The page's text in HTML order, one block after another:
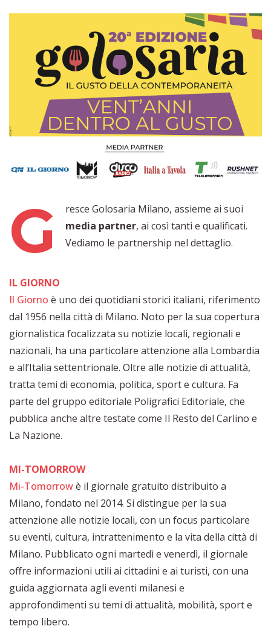
G
resce Golosaria Milano, assieme ai suoi
media partner, ai così tanti e qualificati.
Vediamo le partnership nel dettaglio.
IL GIORNO
Il Giorno è uno dei quotidiani storici italiani, riferimento
dal 1956 nella città di Milano. Noto per la sua copertura
giornalistica focalizzata su notizie locali, regionali e
nazionali, ha una particolare attenzione alla Lombardia
e all’Italia settentrionale. Oltre alle notizie di attualità,
tratta temi di economia, politica, sport e cultura. Fa
parte del gruppo editoriale Poligrafici Editoriale, che
pubblica anche altre testate come Il Resto del Carlino e
La Nazione.
MI-TOMORROW
Mi-Tomorrowè il giornale gratuito distribuito a
Milano, fondato nel 2014. Si distingue per la sua
attenzione alle notizie locali, con un focus particolare
su eventi, cultura, intrattenimento e la vita della città di
Milano. Pubblicato ogni martedì e venerdì, il giornale
offre informazioni utili ai cittadini e ai turisti, con una
guida aggiornata agli eventi milanesi e
approfondimenti su temi di attualità, mobilità, sport e
tempo libero.